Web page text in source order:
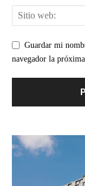
Guardar mi
navegador la